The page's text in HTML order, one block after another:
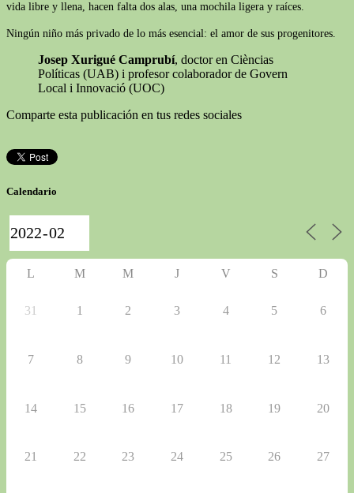
vida libre y llena, hacen falta dos alas, una mochila ligera y raíces.
Ningún niño más privado de lo más esencial: el amor de sus progenitores.
Josep Xurigué Camprubí, doctor en Cièncias
Políticas (UAB) i profesor colaborador de Govern
Local i Innovació (UOC)
Comparte esta publicación en tus redes sociales
Calendario
L M M J V S D
31 1 2 3 4 5 6
7 8 9 10 11 12 13
14 15 16 17 18 19 20
21 22 23 24 25 26 27